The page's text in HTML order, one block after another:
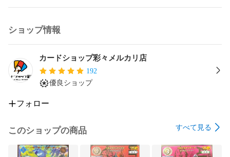
【デッキについて】
店舗で買取品を中心に作成したもの、お客様のデッキを買取
したものを出品しております。デッキのカードは概ねプレイ
用とお考えください。
カードの状態による代替品との交換はいたしかねます。
ショップ情報
カードショップ彩々メルカリ店
192
優良ショップ
フォロー
このショップの商品 すべて見る